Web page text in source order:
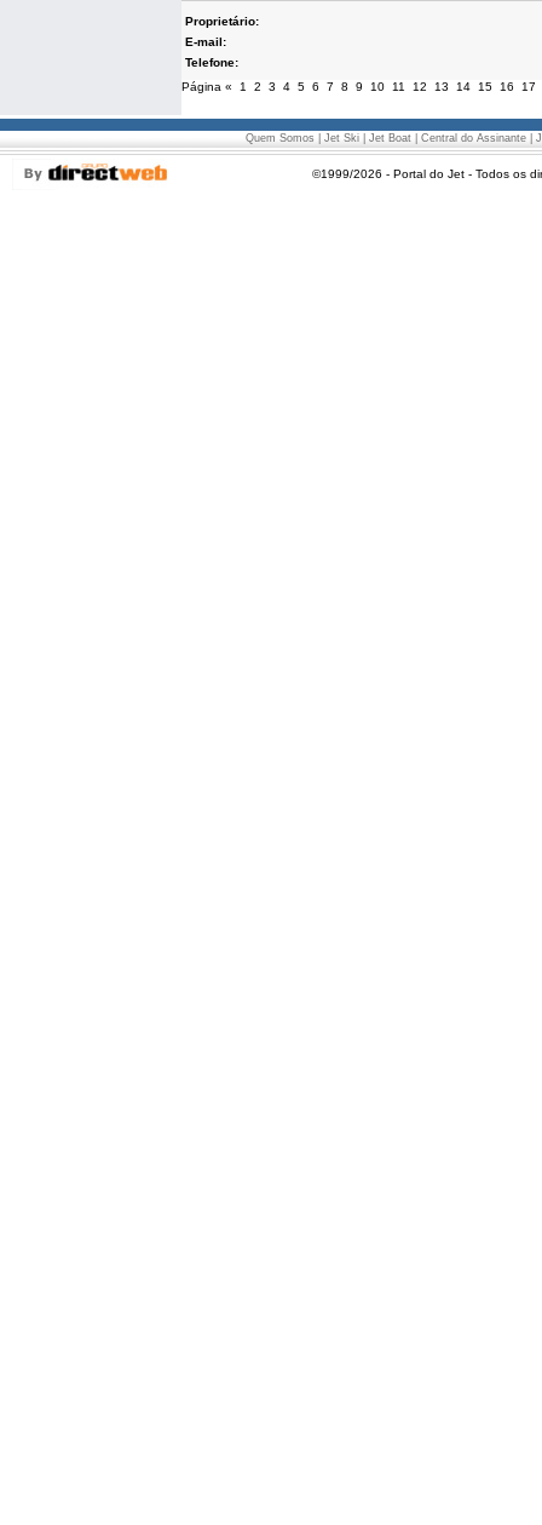
Proprietário:
E-mail:
Telefone:
Página « 1 2 3 4 5 6 7 8 9 10 11 12 13 14 15 16 17
Quem Somos Jet Ski Jet Boat Central do Assinante
©1999/2026 - Portal do Jet - Todos os